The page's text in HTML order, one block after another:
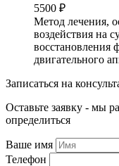
5500 ₽
Метод лечения,
воздействия на
восстановления
двигательного
Записаться на
Оставьте заявку - мы
определиться
Ваше имя
Телефон